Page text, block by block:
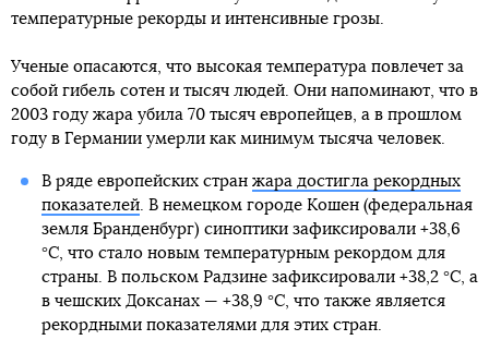
температурные рекорды и интенсивные грозы.
Ученые опасаются, что высокая температура повлечет за
собой гибель сотен и тысяч людей. Они напоминают, что в
2003 году жара убила 70 тысяч европейцев, а в прошлом
году в Германии умерли как минимум тысяча человек.
В ряде европейских стран жара достигла рекордных
показателей. В немецком городе Кошен (федеральная
земля Бранденбург) синоптики зафиксировали +38,6
°C, что стало новым температурным рекордом для
страны. В польском Радзине зафиксировали +38,2 °C, а
в чешских Доксанах — +38,9 °C, что также является
рекордными показателями для этих стран.